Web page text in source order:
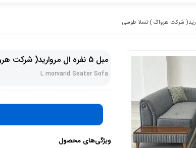
مبل 5 نفره ال مروارید( شرکت هرواک )-تسلا طوسی
L morvarid Seater Sofa
ویژگی‌های محصول